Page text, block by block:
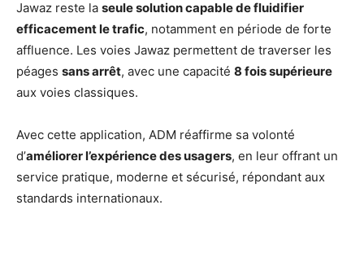
Jawaz reste la seule solution capable de fluidifier
efficacement le trafic, notamment en période de forte
affluence. Les voies Jawaz permettent de traverser les
péages sans arrêt, avec une capacité 8 fois supérieure
aux voies classiques.
Avec cette application, ADM réaffirme sa volonté
d’améliorer l’expérience des usagers, en leur offrant un
service pratique, moderne et sécurisé, répondant aux
standards internationaux.